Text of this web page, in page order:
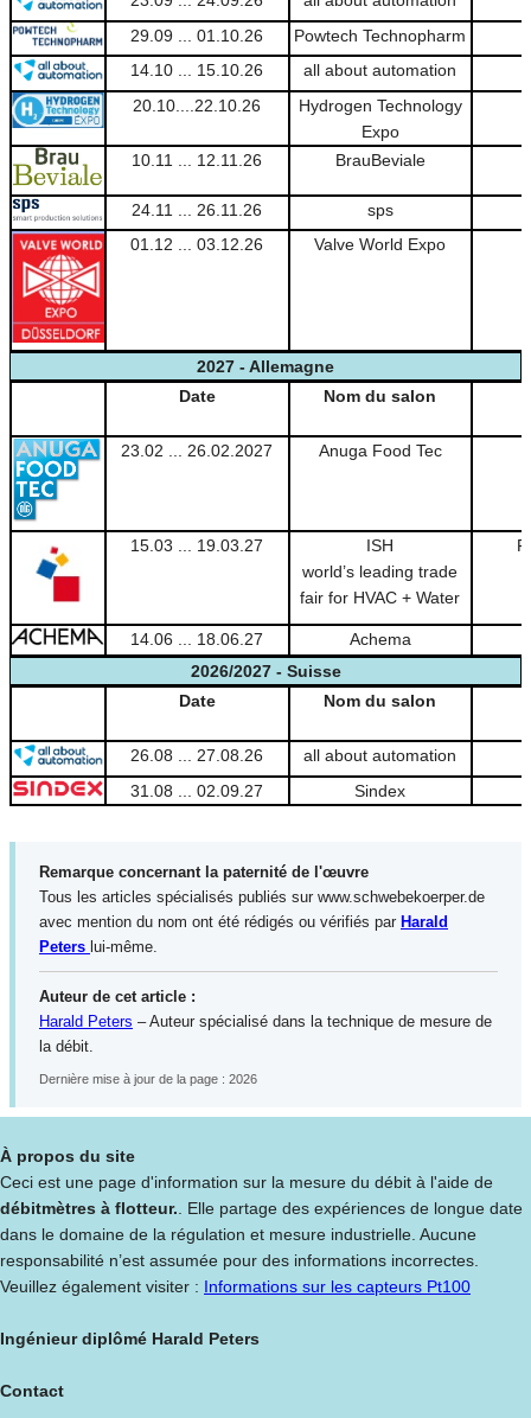
29.09 ... 01.10.26
Powtech Technopharm
14.10 ... 15.10.26
all about automation
20.10....22.10.26
Hydrogen Technology
Expo
10.11 ... 12.11.26 BrauBeviale
24.11 ... 26.11.26 sps
01.12 ... 03.12.26
Valve World Expo
2027 - Allemagne
Date
Nom du salon
23.02 ... 26.02.2027 Anuga Food Tec
15.03 ... 19.03.27
ISH
world’s leading trade
fair for HVAC + Water
14.06 ... 18.06.27 Achema
2026/2027 - Suisse
Date
Nom du salon
26.08 ... 27.08.26
all about automation
31.08 ... 02.09.27
Sindex
Remarque concernant la paternité de l'œuvre
Tous les articles spécialisés publiés sur www.schwebekoerper.de
avec mention du nom ont été rédigés ou vérifiés par Harald
Peters lui-même.
Auteur de cet article :
Harald Peters – Auteur spécialisé dans la technique de mesure de
la débit.
Dernière mise à jour de la page : 2026
À propos du site
Ceci est une page d'information sur la mesure du débit à l'aide de
débitmètres à flotteur.. Elle partage des expériences de longue date
dans le domaine de la régulation et mesure industrielle. Aucune
responsabilité n’est assumée pour des informations incorrectes.
Veuillez également visiter : Informations sur les capteurs Pt100
Ingénieur diplômé Harald Peters
Contact